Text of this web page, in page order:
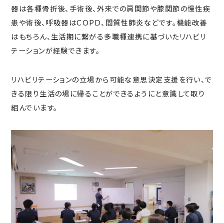
器は各種骨折後、手術後、外来での肩関節や膝関節の慢性疾
患や術後、呼吸器はCOPD、間質性肺炎などです。機能改善
はもちろん、生活期に繋がる多職種連携に基づいたリハビリ
テーションが経験できます。
リハビリテーションの立場から可能な意思決定支援を行い、で
きる限り生活の場に帰ることができるようにと意識して取り
組んでいます。